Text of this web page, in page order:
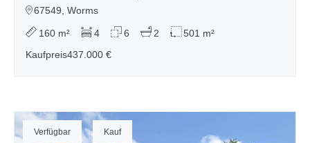
67549, Worms
160 m² 4 6 2
501 m²
Kaufpreis437.000 €
Verfügbar Kauf